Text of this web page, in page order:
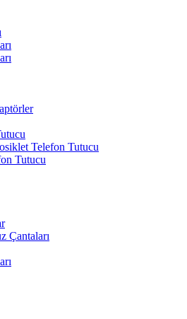
Telefon Tutucu
Tutucu
Çantaları